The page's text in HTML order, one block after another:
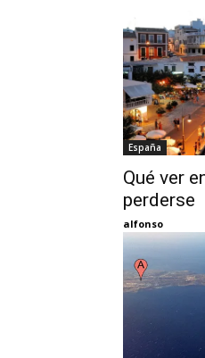
España
Qué ver
perderse
alfonso